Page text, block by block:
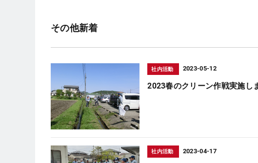
その他新着
社内活動 2023-05-12
2023春のクリーン作戦実施し
社内活動 2023-04-17